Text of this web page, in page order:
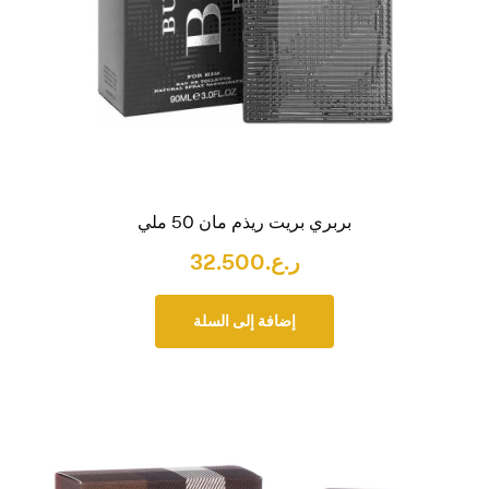
بربري بريت ريذم مان 50 ملي
ر.ع.32.500
إضافة إلى السلة